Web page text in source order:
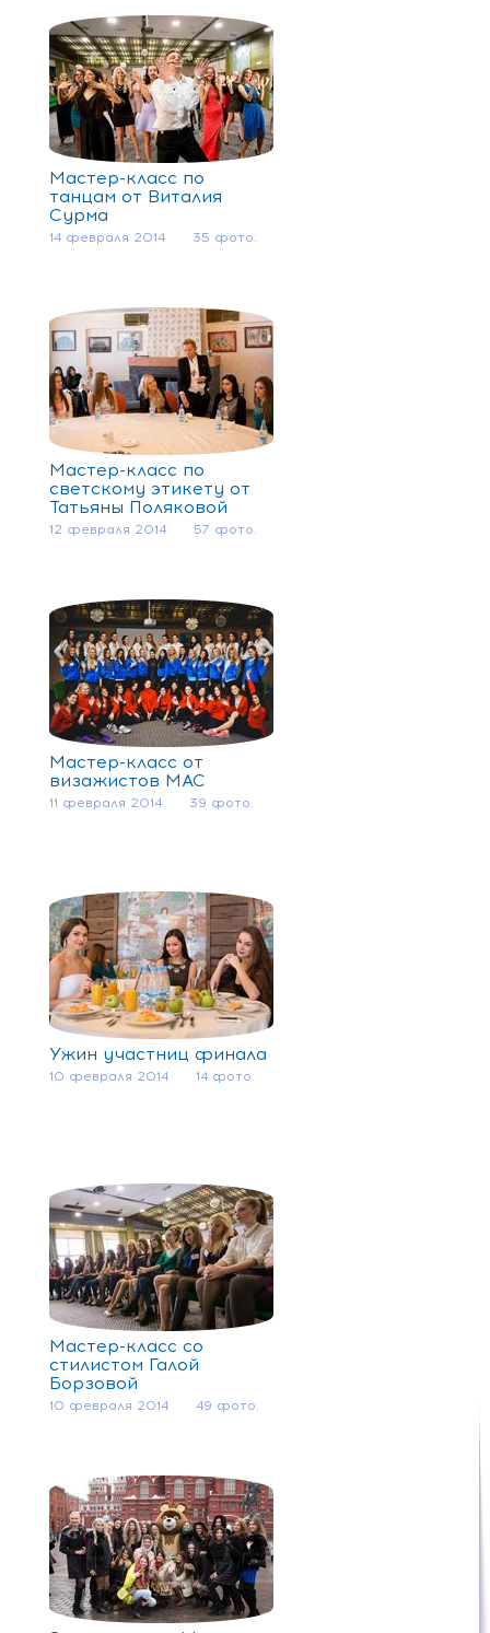
Мастер-класс по
танцам от Виталия
Сурма
14 февраля 2014 35 фото.
Мастер-класс по
светскому этикету от
Татьяны Поляковой
12 февраля 2014 57 фото.
Мастер-класс от
визажистов МАС
11 февраля 2014 39 фото.
Ужин участниц финала
10 февраля 2014 14 фото.
Мастер-класс со
стилистом Галой
Борзовой
10 февраля 2014 49 фото.